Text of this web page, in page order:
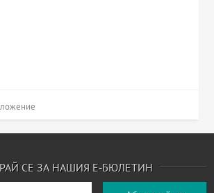
СЕ ЗА НАШИЯ Е-БЮЛЕТИН